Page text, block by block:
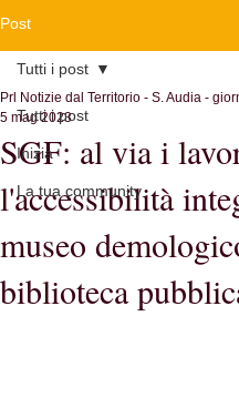
Post
Tutti i post
Inizia
La tua community
Tutti i post
SGF: al via i
l'accessibilità
museo
biblioteca
Prl Notizie dal Territorio - S. Audia -
5 mag 2023